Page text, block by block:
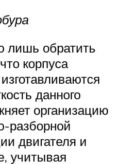
лишь обратить
корпуса
данного
организацию
разборной
двигателя и
учитывая